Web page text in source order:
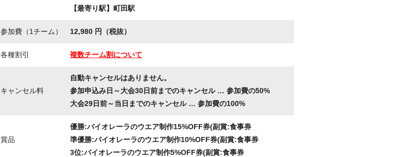
【最寄り駅】町田駅
参加費（1チーム） 12,980 円（税抜）
各種割引 複数チーム割について
キャンセル料
自動キャンセルはありません。
参加申込み日～大会30日前までのキャンセル … 参加費の50%
大会29日前～当日までのキャンセル … 参加費の100%
賞品
優勝:バイオレーラのウエア制作15%OFF券(副賞:食事券
準優勝:バイオレーラのウエア制作10%OFF券(副賞:食事券
3位:バイオレーラのウエア制作5%OFF券(副賞:食事券